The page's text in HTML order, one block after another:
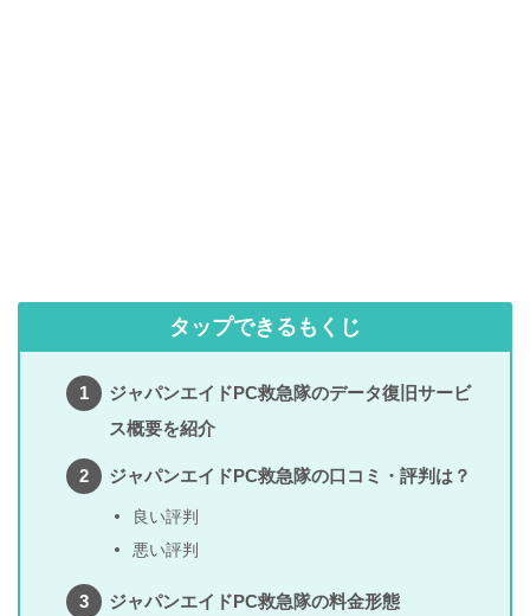
タップできるもくじ
ジャパンエイドPC救急隊のデータ復旧サービ
ス概要を紹介
ジャパンエイドPC救急隊の口コミ・評判は？
良い評判
悪い評判
ジャパンエイドPC救急隊の料金形態